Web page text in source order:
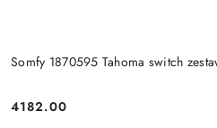
Somfy 1870595 Tahoma switch
Cena:
4182.00